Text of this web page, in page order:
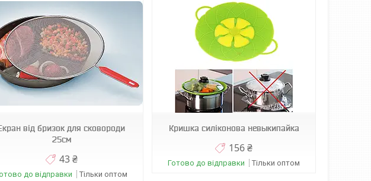
від бризок для сковороди
25см
43 ₴
до відправки Тільки оптом
431
Кришка силіконова невыкипайка
156 ₴
Готово до відправки Тільки оптом